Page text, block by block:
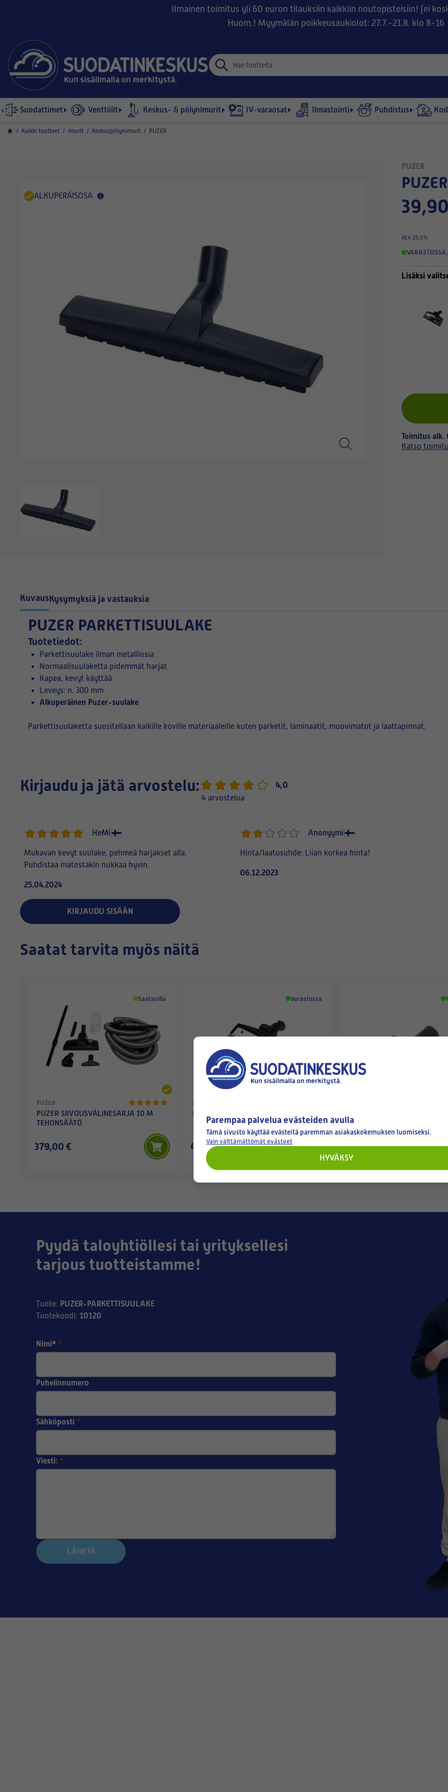
Ilmainen toimitus yli 60 euron tilauksiin kaikkiin noutopisteisiin! (ei
Huom.! Myymälän poikkeusaukiolot: 27.7.-21.8. klo 8-16
Suodattimet Venttiilit Keskus- & pölynimurit IV-varaosat Ilmastointi Puhdistus
/ Kaikki tuotteet / Imurit / Keskuspölynimurit / PUZER
ALKUPERÄISOSA
PUZER
ALV 25.5%
VARASTOSSA,
Lisäksi
Toimitus alk.
Katso
KuvausKysymyksiä ja vastauksia
PUZER PARKETTISUULAKE
Tuotetiedot:
Parkettisuulake ilman metalliosia
Normaalisuulaketta pidemmät harjat
Kapea, kevyt käyttää
Leveys: n. 300 mm
Alkuperäinen Puzer-suulake
Parkettisuulaketta suositellaan kaikille koville materiaaleille kuten parketit, laminaatit, muovimatot ja laattapinnat.
Kirjaudu ja jätä arvostelu: 4,0
4 arvostelua
HeMi
Mukavan kevyt suulake, pehmeä harjakset alla.
Puhdistaa matostakin nukkaa hyvin.
25.04.2024
Anonyymi
Hinta/laatusuhde: Liian korkea hinta!
06.12.2023
KIRJAUDU SISÄÄN
Saatat tarvita myös näitä
Saatavilla
PUZER
PUZER SIIVOUSVÄLINESARJA 10 M
TEHONSÄÄTÖ
379,00 €
Varastossa
PUZER
PUZER-LATTIA -/MATTOSUULAKE
45,90 € 13,90 €
Pyydä taloyhtiöllesi tai yrityksellesi
tarjous tuotteistamme!
Tuote: PUZER-PARKETTISUULAKE
Tuotekoodi: 10120
Nimi* *
Puhelinnumero
Sähköposti *
Viesti: *
LÄHETÄ
Parempaa palvelua evästeiden avulla
Tämä sivusto käyttää evästeitä paremman asiakaskokemuksen luomiseksi.
Vain välttämättömät evästeet
HYVÄKSY